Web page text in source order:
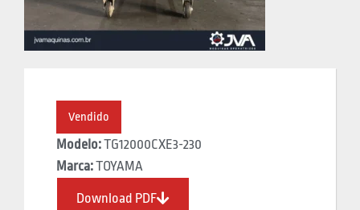
Vendido
Modelo:TG12000CXE3-230
Marca:TOYAMA
Download PDF